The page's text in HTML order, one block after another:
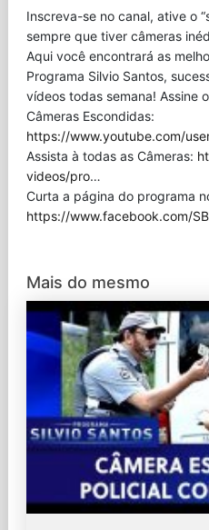
Inscreva-se no canal, ative o
sempre que tiver câmeras
Aqui você encontrará as
Programa Silvio Santos,
vídeos todas semana! Assine
Câmeras Escondidas:
https://www.youtube.com/
Assista à todas as Câmeras:
videos/pro…
Curta a página do programa
https://www.facebook.com/
Mais do mesmo